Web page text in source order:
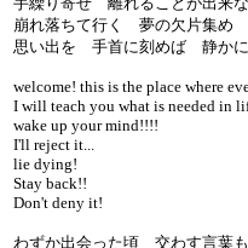
崩れ落ちて行く 夢の欠片集め
思い出を 手首に刻めば 静かに
welcome! this is the place where
I will teach you what is needed in
wake up your mind!!!!
I'll reject it...
lie dying!
Stay back!!
Don't deny it!
わずか出会った頃 交わす言葉